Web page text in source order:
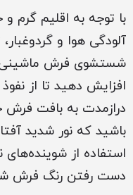
با توجه به اقلیم گرم
آلودگی هوا و
شستشوی فرش ماشینی
افزایش دهید تا از
درازمدت به بافت فرش
باشید که نور شدید
استفاده از
دست رفتن رنگ فرش